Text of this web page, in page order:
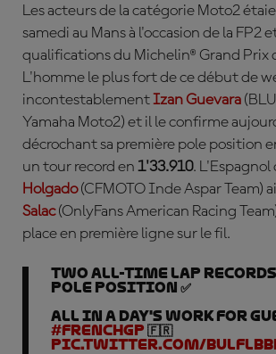
Les acteurs de la catégorie Moto2
samedi au Mans à l'occasion de la FP2
qualifications du Michelin® Grand Prix
L'homme le plus fort de ce début de
incontestablementIzan Guevara
Yamaha Moto2) et il le confirme
décrochant sa première pole position
un tour record en 1'33.910. L'Espagnol
Holgado(CFMOTO Inde Aspar Team)
Salac(OnlyFans American Racing
place en première ligne sur le fil.
Two all-time lap records
Pole position ✅
All in a day's work for
#FrenchGP 🇫🇷
pic.twitter.com/